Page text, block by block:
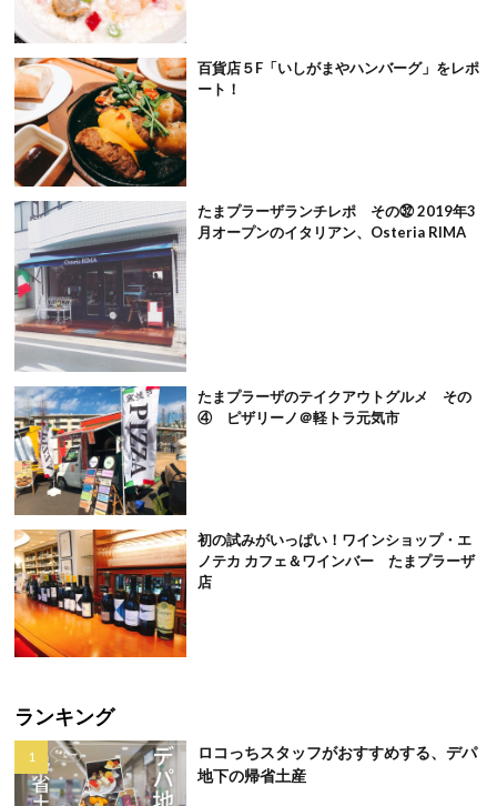
百貨店５F「いしがまやハンバーグ」をレポ
ート！
たまプラーザランチレポ その㉜ 2019年3
月オープンのイタリアン、Osteria RIMA
たまプラーザのテイクアウトグルメ その
④ ピザリーノ＠軽トラ元気市
初の試みがいっぱい！ワインショップ・エ
ノテカ カフェ＆ワインバー たまプラーザ
店
ランキング
ロコっちスタッフがおすすめする、デパ
地下の帰省土産